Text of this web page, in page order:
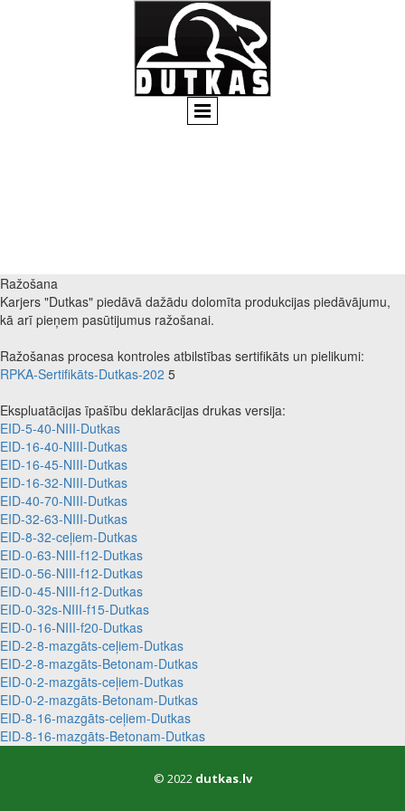
Ražošana
Karjers "Dutkas" piedāvā dažādu dolomīta produkcijas piedāvājumu,
kā arī pieņem pasūtijumus ražošanai.
Ražošanas procesa kontroles atbilstības sertifikāts un pielikumi:
RPKA-Sertifikāts-Dutkas-202 5
Ekspluatācijas īpašību deklarācijas drukas versija:
EID-5-40-NIII-Dutkas
EID-16-40-NIII-Dutkas
EID-16-45-NIII-Dutkas
EID-16-32-NIII-Dutkas
EID-40-70-NIII-Dutkas
EID-32-63-NIII-Dutkas
EID-8-32-ceļiem-Dutkas
EID-0-63-NIII-f12-Dutkas
EID-0-56-NIII-f12-Dutkas
EID-0-45-NIII-f12-Dutkas
EID-0-32s-NIII-f15-Dutkas
EID-0-16-NIII-f20-Dutkas
EID-2-8-mazgāts-ceļiem-Dutkas
EID-2-8-mazgāts-Betonam-Dutkas
EID-0-2-mazgāts-ceļiem-Dutkas
EID-0-2-mazgāts-Betonam-Dutkas
EID-8-16-mazgāts-ceļiem-Dutkas
EID-8-16-mazgāts-Betonam-Dutkas
© 2022 dutkas.lv